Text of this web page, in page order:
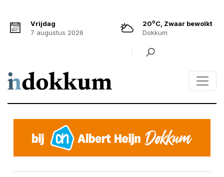
Vrijdag
7 augustus 2026
20oC, Zwaar bewolkt
Dokkum